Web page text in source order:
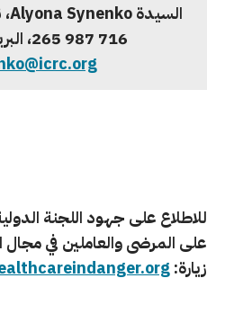
السيدةAlyona Synenko
716 987 265
،
للاطلاع على جهود اللجنة
على المرضى والعاملين في مجال
زيارة: